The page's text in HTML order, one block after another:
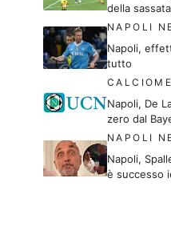
della
NAPOLI
Napoli,
tutto
Napoli, De
zero dal
NAPOLI
Napoli,
è successo